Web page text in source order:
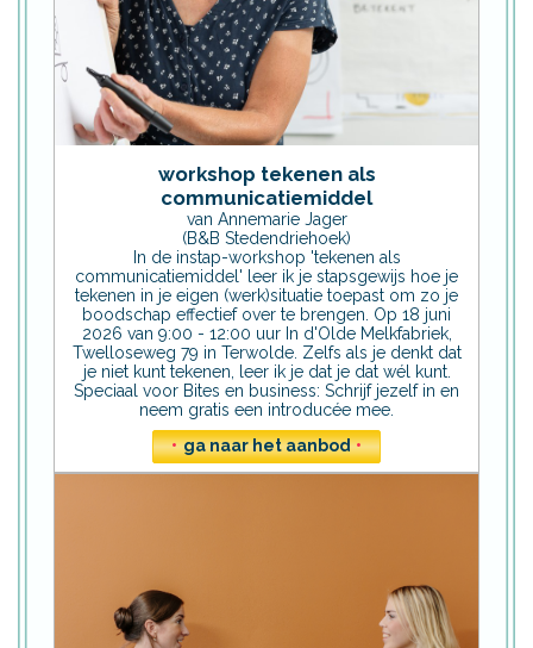
workshop tekenen als
communicatiemiddel
van Annemarie Jager
(B&B Stedendriehoek)
In de instap-workshop 'tekenen als
communicatiemiddel' leer ik je stapsgewijs hoe je
tekenen in je eigen (werk)situatie toepast om zo je
boodschap effectief over te brengen. Op 18 juni
2026 van 9:00 - 12:00 uur In d'Olde Melkfabriek,
Twelloseweg 79 in Terwolde. Zelfs als je denkt dat
je niet kunt tekenen, leer ik je dat je dat wél kunt.
Speciaal voor Bites en business: Schrijf jezelf in en
neem gratis een introducée mee.
• ga naar het aanbod •